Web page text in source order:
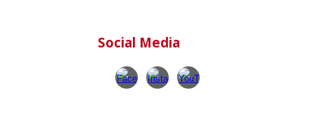
Social Media